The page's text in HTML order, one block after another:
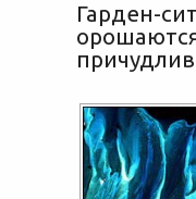
Гарден-